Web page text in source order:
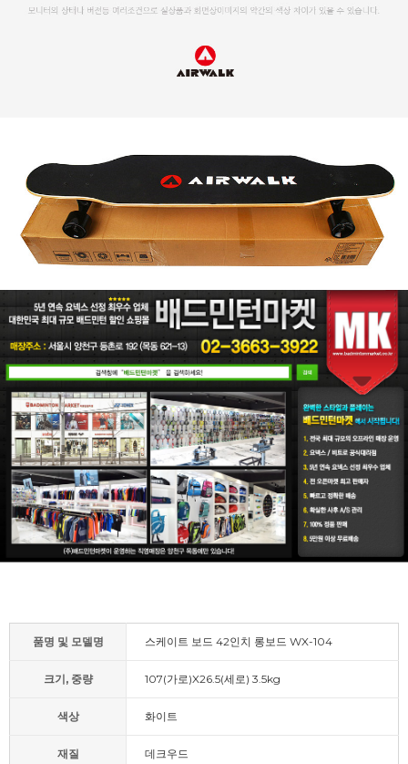
품명 및 모델명 스케이트 보드 42인치 롱보드 WX-104
크기, 중량 107(가로)X26.5(세로) 3.5kg
색상 화이트
재질 데크우드